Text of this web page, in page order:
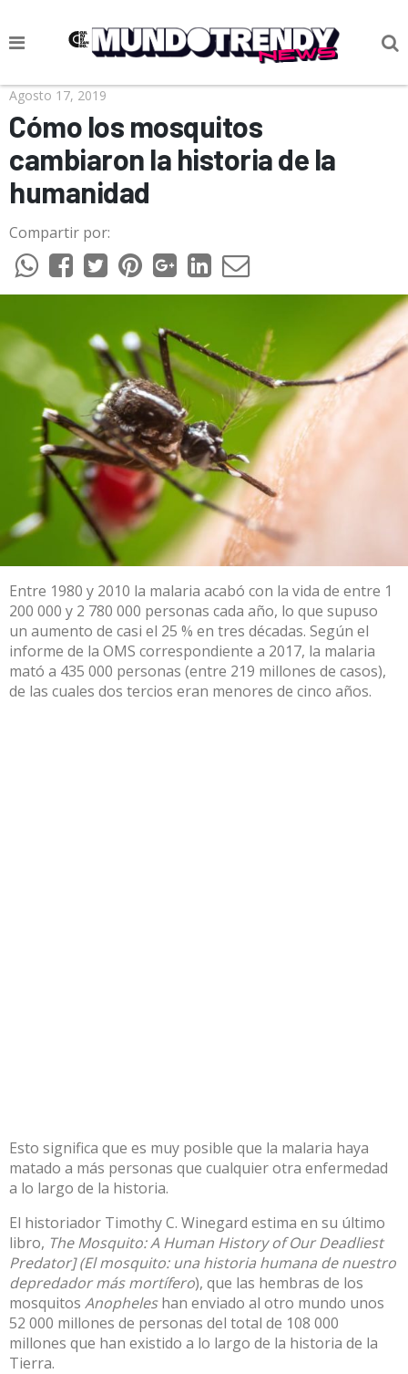
NOTICIAS
CULTURA POP
CIENCIA Y TECNOLOGÍA
VIDA
SOCIEDAD
CULTURIZANDO.COM
Agosto 17, 2019
Cómo los mosquitos
cambiaron la historia de la
humanidad
Compartir por:
Entre 1980 y 2010 la malaria acabó con la vida de entre 1
200 000 y 2 780 000 personas cada año, lo que supuso
un aumento de casi el 25 % en tres décadas. Según el
informe de la OMS correspondiente a 2017, la malaria
mató a 435 000 personas (entre 219 millones de casos),
de las cuales dos tercios eran menores de cinco años.
Esto significa que es muy posible que la malaria haya
matado a más personas que cualquier otra enfermedad
a lo largo de la historia.
El historiador Timothy C. Winegard estima en su último
libro, The Mosquito: A Human History of Our Deadliest
Predator] (El mosquito: una historia humana de nuestro
depredador más mortífero), que las hembras de los
mosquitos Anopheleshan enviado al otro mundo unos
52 000 millones de personas del total de 108 000
millones que han existido a lo largo de la historia de la
Tierra.